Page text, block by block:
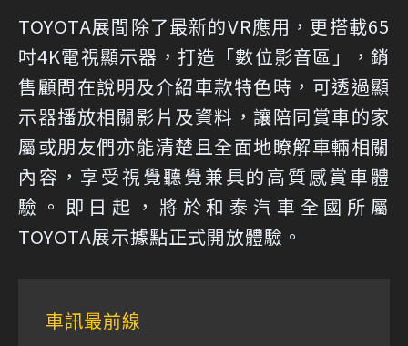
TOYOTA展間除了最新的VR應用，更搭載65
吋4K電視顯示器，打造「數位影音區」，銷
售顧問在說明及介紹車款特色時，可透過顯
示器播放相關影片及資料，讓陪同賞車的家
屬或朋友們亦能清楚且全面地瞭解車輛相關
內容，享受視覺聽覺兼具的高質感賞車體
驗。即日起，將於和泰汽車全國所屬
TOYOTA展示據點正式開放體驗。
車訊最前線